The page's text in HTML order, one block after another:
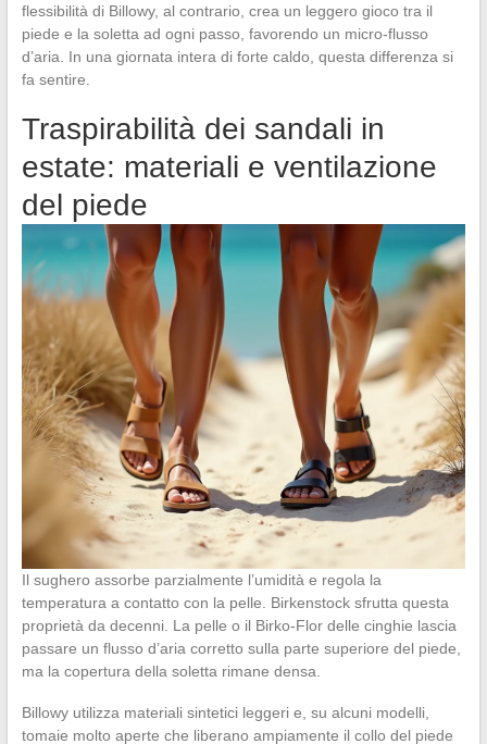
flessibilità di Billowy, al contrario, crea un leggero gioco tra il
piede e la soletta ad ogni passo, favorendo un micro-flusso
d’aria. In una giornata intera di forte caldo, questa differenza si
fa sentire.
Traspirabilità dei sandali in
estate: materiali e ventilazione
del piede
Il sughero assorbe parzialmente l’umidità e regola la
temperatura a contatto con la pelle. Birkenstock sfrutta questa
proprietà da decenni. La pelle o il Birko-Flor delle cinghie lascia
passare un flusso d’aria corretto sulla parte superiore del piede,
ma la copertura della soletta rimane densa.
Billowy utilizza materiali sintetici leggeri e, su alcuni modelli,
tomaie molto aperte che liberano ampiamente il collo del piede